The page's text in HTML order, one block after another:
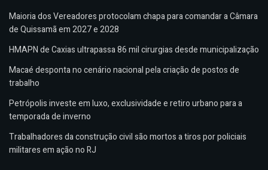
Maioria dos Vereadores protocolam chapa para comandar a Câmara
de Quissamã em 2027 e 2028
HMAPN de Caxias ultrapassa 86 mil cirurgias desde municipalização
Macaé desponta no cenário nacional pela criação de postos de
trabalho
Petrópolis investe em luxo, exclusividade e retiro urbano para a
temporada de inverno
Trabalhadores da construção civil são mortos a tiros por policiais
militares em ação no RJ